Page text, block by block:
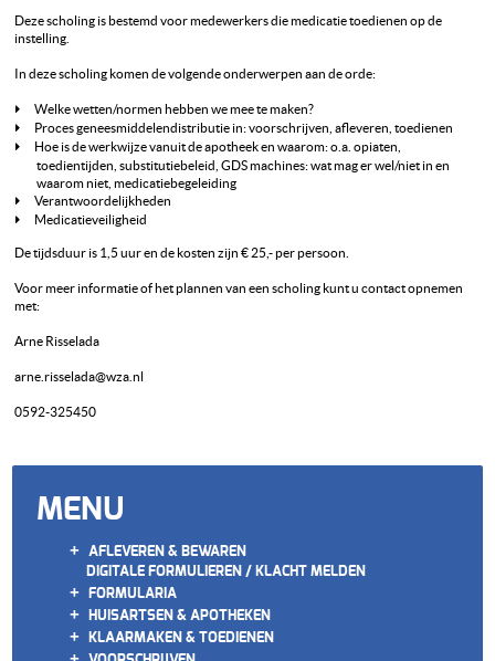
Deze scholing is bestemd voor medewerkers die medicatie toedienen op de
instelling.
In deze scholing komen de volgende onderwerpen aan de orde:
Welke wetten/normen hebben we mee te maken?
Proces geneesmiddelendistributie in: voorschrijven, afleveren, toedienen
Hoe is de werkwijze vanuit de apotheek en waarom: o.a. opiaten,
toedientijden, substitutiebeleid, GDS machines: wat mag er wel/niet in en
waarom niet, medicatiebegeleiding
Verantwoordelijkheden
Medicatieveiligheid
De tijdsduur is 1,5 uur en de kosten zijn € 25,- per persoon.
Voor meer informatie of het plannen van een scholing kunt u contact opnemen
met:
Arne Risselada
arne.risselada@wza.nl
0592-325450
MENU
+ AFLEVEREN & BEWAREN
DIGITALE FORMULIEREN / KLACHT MELDEN
+ FORMULARIA
+ HUISARTSEN & APOTHEKEN
+ KLAARMAKEN & TOEDIENEN